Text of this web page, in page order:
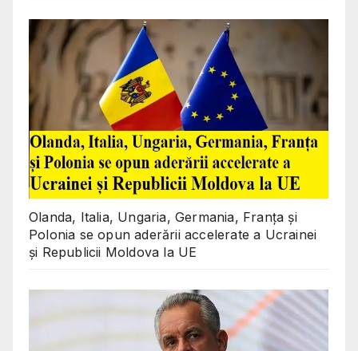
Olanda, Italia, Ungaria, Germania, Franța și
Polonia se opun aderării accelerate a Ucrainei
și Republicii Moldova la UE